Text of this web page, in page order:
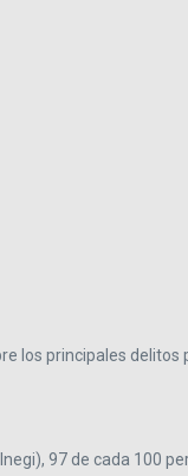
los principales delitos
97 de cada 100